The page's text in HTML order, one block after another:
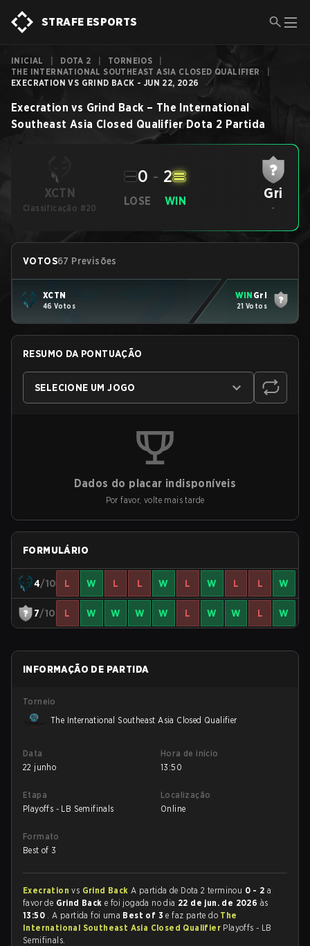
STRAFE ESPORTS
INICIAL DOTA 2 TORNEIOS
THE INTERNATIONAL SOUTHEAST ASIA CLOSED QUALIFIER
EXECRATION VS GRIND BACK - JUN 22, 2026
Execration vs Grind Back – The International
Southeast Asia Closed Qualifier Dota 2 Partida
XCTN
Classificação #20
LOSE
0 - 2
WIN Gri
-
VOTOS67 Previsões
XCTN
46 Votos
WIN Gri
21 Votos
RESUMO DA PONTUAÇÃO
SELECIONE UM JOGO
Dados do placar indisponíveis
Por favor, volte mais tarde
FORMULÁRIO
4/10 L W L L W L W L L W
7/10 L W W W W L W W L W
INFORMAÇÃO DE PARTIDA
Torneio
The International Southeast Asia Closed Qualifier
Data
22 junho
Hora de início
13:50
Etapa
Playoffs - LB Semifinals
Localização
Online
Formato
Best of 3
Execrationvs Grind BackA partida de Dota 2 terminou 0 - 2 a
favor de Grind Backe foi jogada no dia 22 de jun. de 2026 às
13:50 . A partida foi uma Best of 3e faz parte do The
International Southeast Asia Closed Qualifier Playoffs - LB
Semifinals.